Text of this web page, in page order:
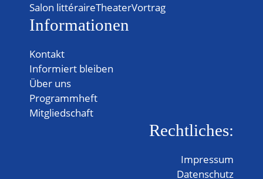
Salon littéraireTheaterVortrag
Informationen
Kontakt
Informiert bleiben
Über uns
Programmheft
Mitgliedschaft
Rechtliches:
Impressum
Datenschutz